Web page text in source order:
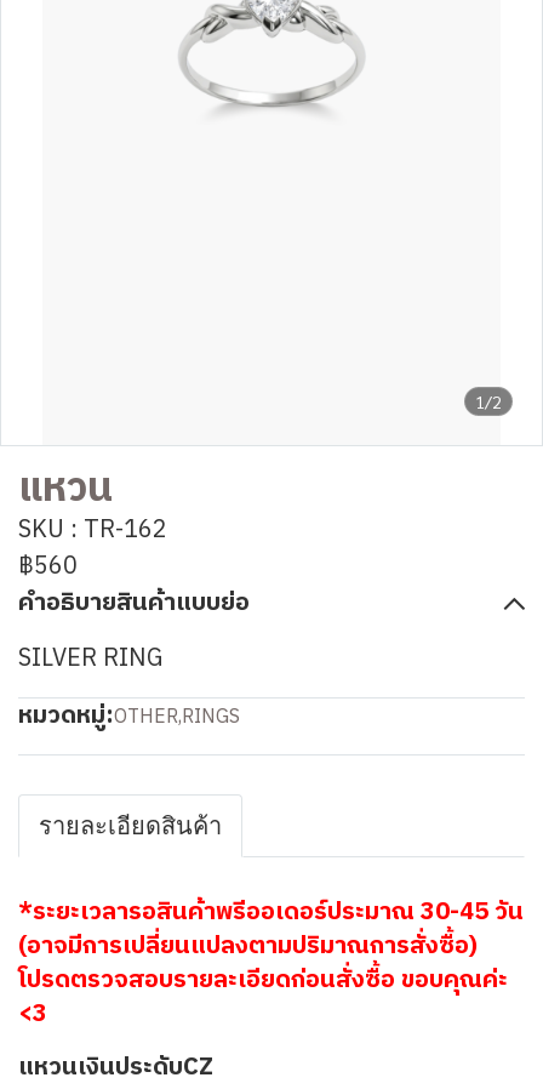
1/2
แหวน
SKU : TR-162
฿560
คำอธิบายสินค้าแบบย่อ
SILVER RING
หมวดหมู่:OTHER,RINGS
รายละเอียดสินค้า
*ระยะเวลารอสินค้าพรีออเดอร์ประมาณ 30-45 วัน
(อาจมีการเปลี่ยนแปลงตามปริมาณการสั่งซื้อ)
โปรดตรวจสอบรายละเอียดก่อนสั่งซื้อ ขอบคุณค่ะ
<3
แหวนเงินประดับCZ